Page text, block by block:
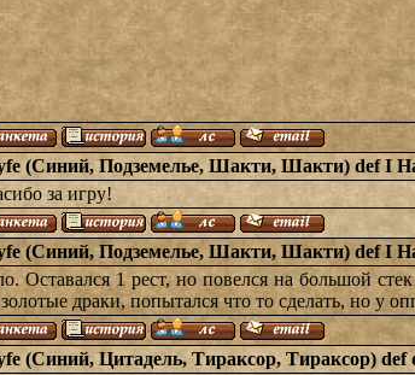
(Синий, Подземелье, Шакти, Шакти) def I
за игру!
(Синий, Подземелье, Шакти, Шакти) def I
Оставался 1 рест, но повелся на большой
драки, попытался что то сделать, но у
(Синий, Цитадель, Тираксор, Тираксор)